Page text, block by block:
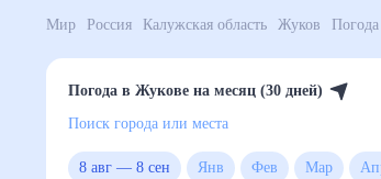
Мир Россия Калужская область Жуков
Погода в Жукове на месяц (30 дней)
Поиск города или места
8 авг— 8 сен Янв Фев Мар